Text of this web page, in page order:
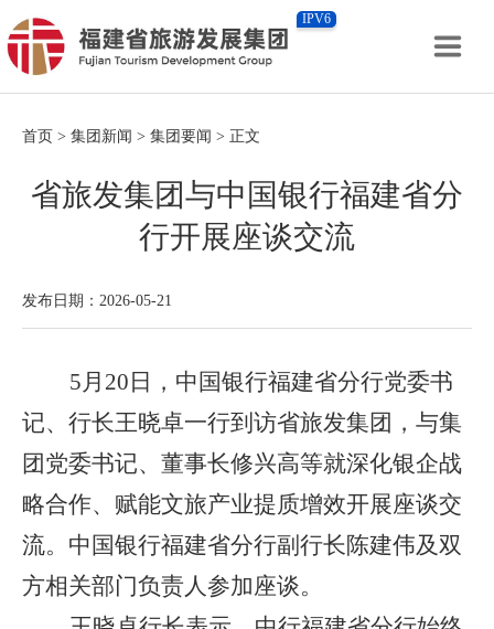
IPV6
首页 > 集团新闻 > 集团要闻 > 正文
省旅发集团与中国银行福建省分
行开展座谈交流
发布日期：2026-05-21
5月20日，中国银行福建省分行党委书
记、行长王晓卓一行到访省旅发集团，与集
团党委书记、董事长修兴高等就深化银企战
略合作、赋能文旅产业提质增效开展座谈交
流。中国银行福建省分行副行长陈建伟及双
方相关部门负责人参加座谈。